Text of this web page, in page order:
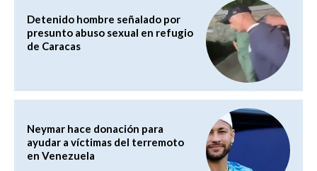
Detenido hombre señalado por
presunto abuso sexual en refugio
de Caracas
Neymar hace donación para
ayudar a víctimas del terremoto
en Venezuela